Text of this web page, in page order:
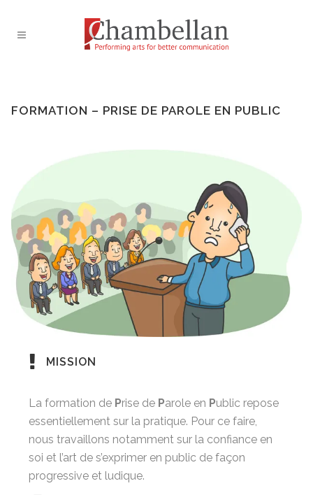
FORMATION – PRISE DE PAROLE EN PUBLIC
MISSION
La formation de Prise de Parole en Public repose
essentiellement sur la pratique. Pour ce faire,
nous travaillons notamment sur la confiance en
soi et l’art de s’exprimer en public de façon
progressive et ludique.